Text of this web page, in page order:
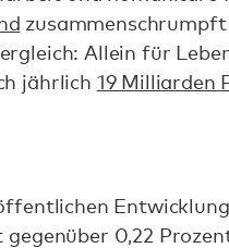
zusammenschrumpft
Allein für
jährlich 19 Milliarden
0,22